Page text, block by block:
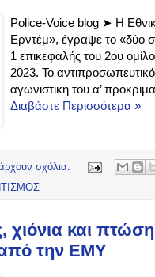
Police-Voice blog ➤ Η
Ερντέμ», έγραψε το «δύο
1 επικεφαλής του 2ου
2023. Το
αγωνιστική του α’
Διαβάστε Περισσότερα »
σχόλια:
χιόνια και
από την ΕΜΥ